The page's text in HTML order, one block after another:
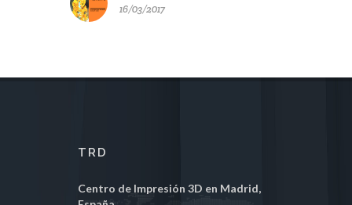
16/03/2017
TRD
Centro de Impresión 3D en Madrid,